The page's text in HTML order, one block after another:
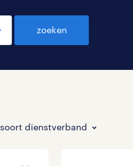
zoeken
soort dienstverband